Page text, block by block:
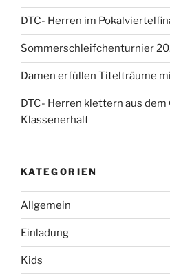
DTC- Herren im
Sommerschleifchenturnier
Damen erfüllen Titelträume
DTC- Herren klettern aus dem
Klassenerhalt
KATEGORIEN
Allgemein
Einladung
Kids